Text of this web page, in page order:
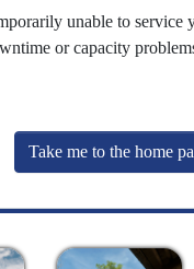
unable to service
or capacity
Take me to the home